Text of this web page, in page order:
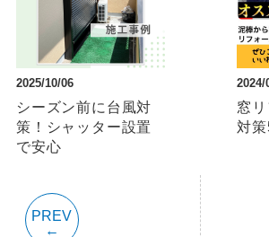
2025/10/06
シーズン前に台風対
策！シャッター設置
で安心
2024/
窓
対策
PREV